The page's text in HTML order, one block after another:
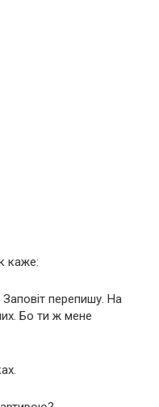
каже:
перепишу. На
Бо ти ж мене